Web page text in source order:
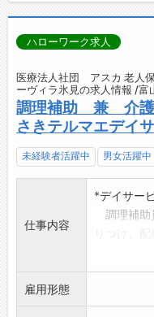
ハローワーク求人
医療法人社団 アスカ 老人
ーヴィラ氷見の求人情報 /富
調理補助 兼 介護
さきテルマエデイ
未経験者活躍中 男女活躍中
仕事内容
*デイサー
調理補助
介護補助
等
「若者雇
雇用形態